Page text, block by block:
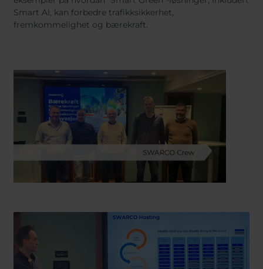
Smart AI, kan forbedre trafikksikkerhet,
fremkommelighet og bærekraft.